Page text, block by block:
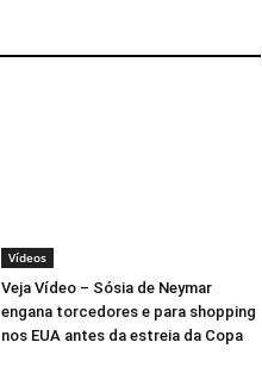
Vídeos
Veja Vídeo – Sósia de Neymar
engana torcedores e para shopping
nos EUA antes da estreia da Copa